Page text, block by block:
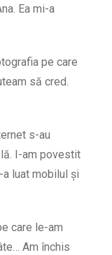
Ea mi-a
pe care
să cred.
s-au
I-am povestit
luat mobilul și
care le-am
Am închis